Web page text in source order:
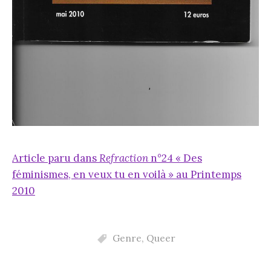
Article paru dansRefraction n°24 « Des
féminismes, en veux tu en voilà » au Printemps
2010
Genre, Queer